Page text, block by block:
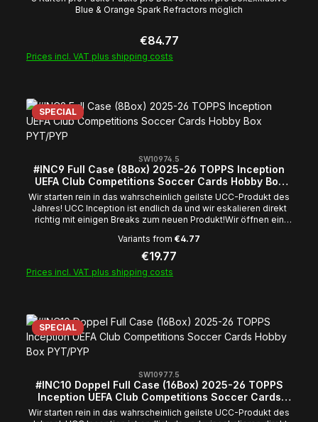
Blue & Orange Spark Refractors möglich
Regular price:
€84.77
Prices incl. VAT plus shipping costs
SPECIAL
SW10974.5
#INC9 Full Case (8Box) 2025-26 TOPPS Inception
UEFA Club Competitions Soccer Cards Hobby Box
PYT/PYP
Wir starten rein in das wahrscheinlich geilste UCC-Produkt des
Jahres! UCC Inception ist endlich da und wir eskalieren direkt
richtig mit einigen Breaks zum neuen Produkt!Wir öffnen ein
Autogramme und viele wunderschöne Nummerierte in der
gewohnt geilen Inception Optik! Der Break wird geöffnet
30.07.26)Breakspots sind von Umtausch und Stornierung nach
wird die Karte am Ende des Breaks einem der Spots zugelost!
Dies geschieht via Duck Race/random.org außer die
Betroffenen können sich untereinander einigen! Wir wünschen
euch viel Erfolg im Break! Euer Team von Cobracards
Variants from €4.77
Regular price:
€19.77
Prices incl. VAT plus shipping costs
SPECIAL
SW10977.5
#INC10 Doppel Full Case (16Box) 2025-26 TOPPS
Inception UEFA Club Competitions Soccer Cards
Hobby Box PYT/PYP
Wir starten rein in das wahrscheinlich geilste UCC-Produkt des